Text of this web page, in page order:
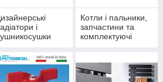
і
Котли і пальники,
запчастини та
комплектуючі